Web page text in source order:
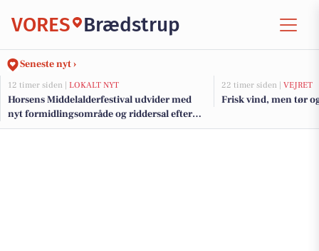
VORES Brædstrup
Seneste nyt ›
12 timer siden | LOKALT NYT
Horsens Middelalderfestival udvider med
nyt formidlingsområde og riddersal efter
millionstøtte fra fonde
22 timer siden | VEJRET
Frisk vind, men tør